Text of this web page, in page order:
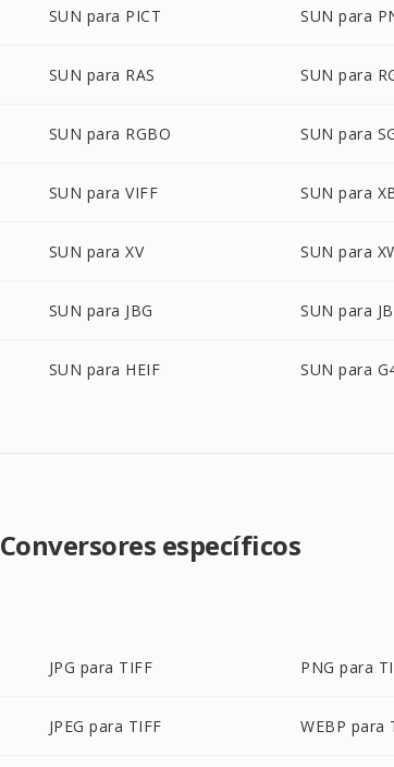
SUN para PICT SUN para
SUN para RAS SUN para
SUN para RGBO SUN para
SUN para VIFF SUN para
SUN para XV SUN para
SUN para JBG SUN para
SUN para HEIF SUN para
Conversores específicos
JPG para TIFF PNG para
JPEG para TIFF WEBP para